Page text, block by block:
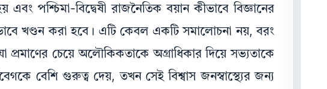
পশ্চিমা-বিদ্বেষী রাজনৈতিক বয়ান কীভাবে বিজ্ঞানের
খণ্ডন করা হবে। এটি কেবল একটি সমালোচনা নয়, বরং
প্রমাণের চেয়ে অলৌকিকতাকে অগ্রাধিকার দিয়ে সভ্যতাকে
বেশি গুরুত্ব দেয়, তখন সেই বিশ্বাস জনস্বাস্থ্যের জন্য